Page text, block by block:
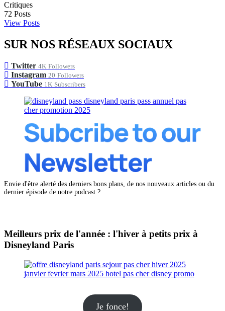
Critiques
72 Posts
View Posts
SUR NOS RÉSEAUX SOCIAUX
Twitter 4K Followers
Instagram 20 Followers
YouTube 1K Subscribers
Envie d'être alerté des derniers bons plans, de nos nouveaux articles ou du
dernier épisode de notre podcast ?
Meilleurs prix de l'année : l'hiver à petits prix à
Disneyland Paris
Je fonce!